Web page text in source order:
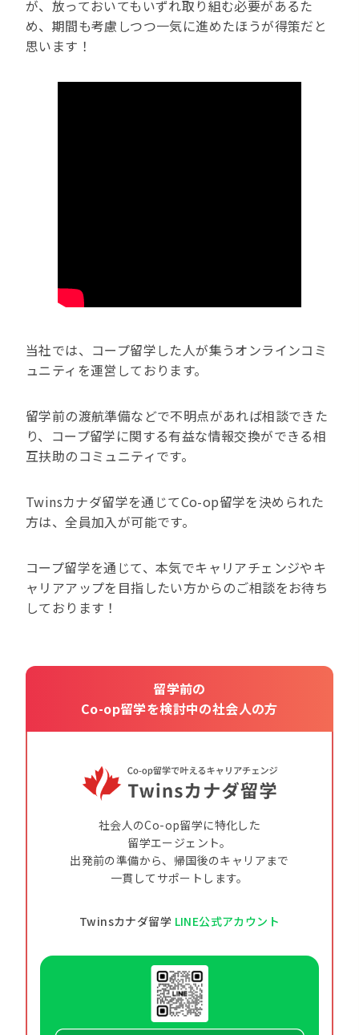
が、放っておいてもいずれ取り組む必要があるた
め、期間も考慮しつつ一気に進めたほうが得策だと
思います！
当社では、コープ留学した人が集うオンラインコミ
ュニティを運営しております。
留学前の渡航準備などで不明点があれば相談できた
り、コープ留学に関する有益な情報交換ができる相
互扶助のコミュニティです。
Twinsカナダ留学を通じてCo-op留学を決められた
方は、全員加入が可能です。
コープ留学を通じて、本気でキャリアチェンジやキ
ャリアアップを目指したい方からのご相談をお待ち
しております！
留学前の
Co-op留学を検討中の社会人の方
社会人のCo-op留学に特化した
留学エージェント。
出発前の準備から、帰国後のキャリアまで
一貫してサポートします。
Twinsカナダ留学 LINE公式アカウント